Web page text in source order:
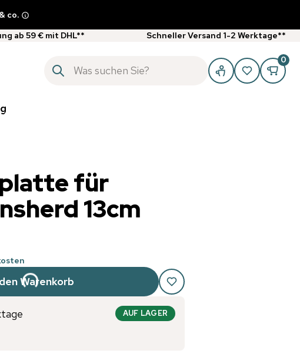
co.
ab 59 € mit DHL** Schneller Versand 1-2 Werktage**
0
für
13cm
Warenkorb
AUF LAGER